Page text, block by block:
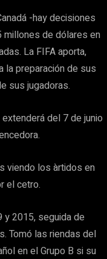
-hay decisiones
millones de dólares en
La FIFA aporta,
la preparación de sus
sus jugadoras.
del 7 de junio
viendo los àrtidos en
el cetro.
y 2015, seguida de
Tomó las riendas del
en el Grupo B si su